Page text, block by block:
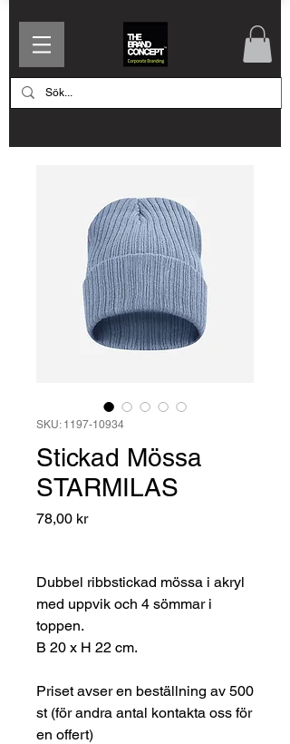
SKU: 1197-10934
Stickad Mössa
STARMILAS
78,00 krPris
Dubbel ribbstickad mössa i akryl
med uppvik och 4 sömmar i
toppen.
B 20 x H 22 cm.
Priset avser en beställning av 500
st (för andra antal kontakta oss för
en offert)